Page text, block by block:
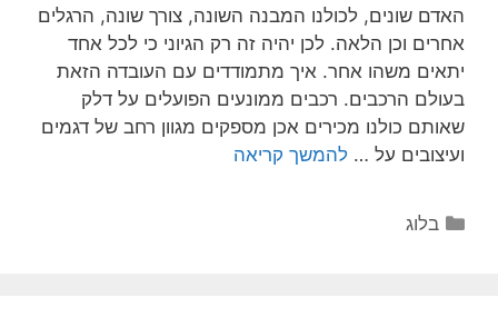
האדם שונים, לכולנו המבנה השונה, צורך שונה, הרגלים
אחרים וכן הלאה. לכן יהיה זה רק הגיוני כי לכל אחד
יתאים משהו אחר. איך מתמודדים עם העובדה הזאת
בעולם הרכבים. רכבים ממונעים הפועלים על דלק
שאותם כולנו מכירים אכן מספקים מגוון רחב של דגמים
ועיצובים על …להמשך קריאה
בלוג